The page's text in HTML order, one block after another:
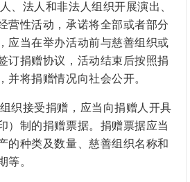
、法人和非法人组织开展演出、
营性活动，承诺将全部或者部分
应当在举办活动前与慈善组织或
订捐赠协议，活动结束后按照捐
并将捐赠情况向社会公开。
织接受捐赠，应当向捐赠人开具
）制的捐赠票据。捐赠票据应当
的种类及数量、慈善组织名称和
等。